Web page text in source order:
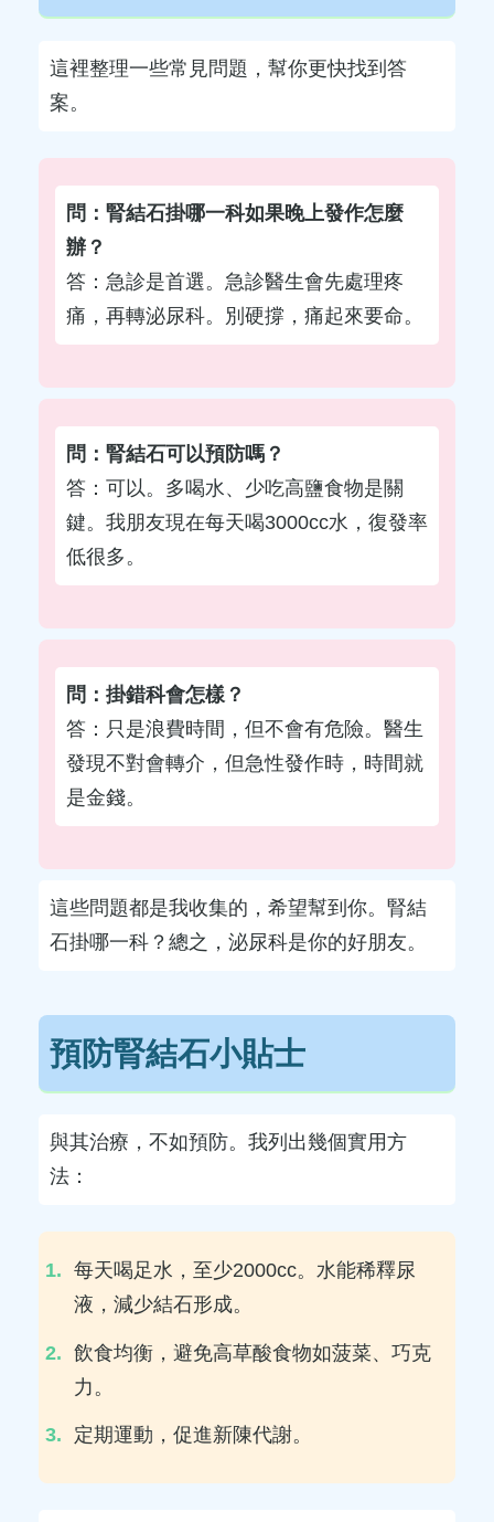
這裡整理一些常見問題，幫你更快找到答
案。
問：腎結石掛哪一科如果晚上發作怎麼
辦？
答：急診是首選。急診醫生會先處理疼
痛，再轉泌尿科。別硬撐，痛起來要命。
問：腎結石可以預防嗎？
答：可以。多喝水、少吃高鹽食物是關
鍵。我朋友現在每天喝3000cc水，復發率
低很多。
問：掛錯科會怎樣？
答：只是浪費時間，但不會有危險。醫生
發現不對會轉介，但急性發作時，時間就
是金錢。
這些問題都是我收集的，希望幫到你。腎結
石掛哪一科？總之，泌尿科是你的好朋友。
預防腎結石小貼士
與其治療，不如預防。我列出幾個實用方
法：
每天喝足水，至少2000cc。水能稀釋尿
液，減少結石形成。
飲食均衡，避免高草酸食物如菠菜、巧克
力。
定期運動，促進新陳代謝。